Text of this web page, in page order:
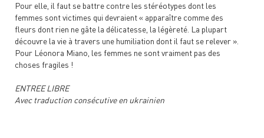
Pour elle, il faut se battre contre les stéréotypes dont les
femmes sont victimes qui devraient « apparaître comme des
fleurs dont rien ne gâte la délicatesse, la légèreté. La plupart
découvre la vie à travers une humiliation dont il faut se relever ».
Pour Léonora Miano, les femmes ne sont vraiment pas des
choses fragiles !
ENTREE LIBRE
Avec traduction consécutive en ukrainien